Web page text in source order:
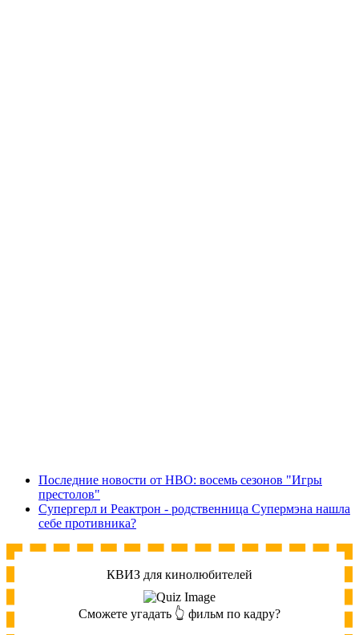
Последние новости от HBO: восемь сезонов "Игры
престолов"
Супергерл и Реактрон - родственница Супермэна нашла
себе противника?
КВИЗ для кинолюбителей
Сможете угадать 👆 фильм по кадру?